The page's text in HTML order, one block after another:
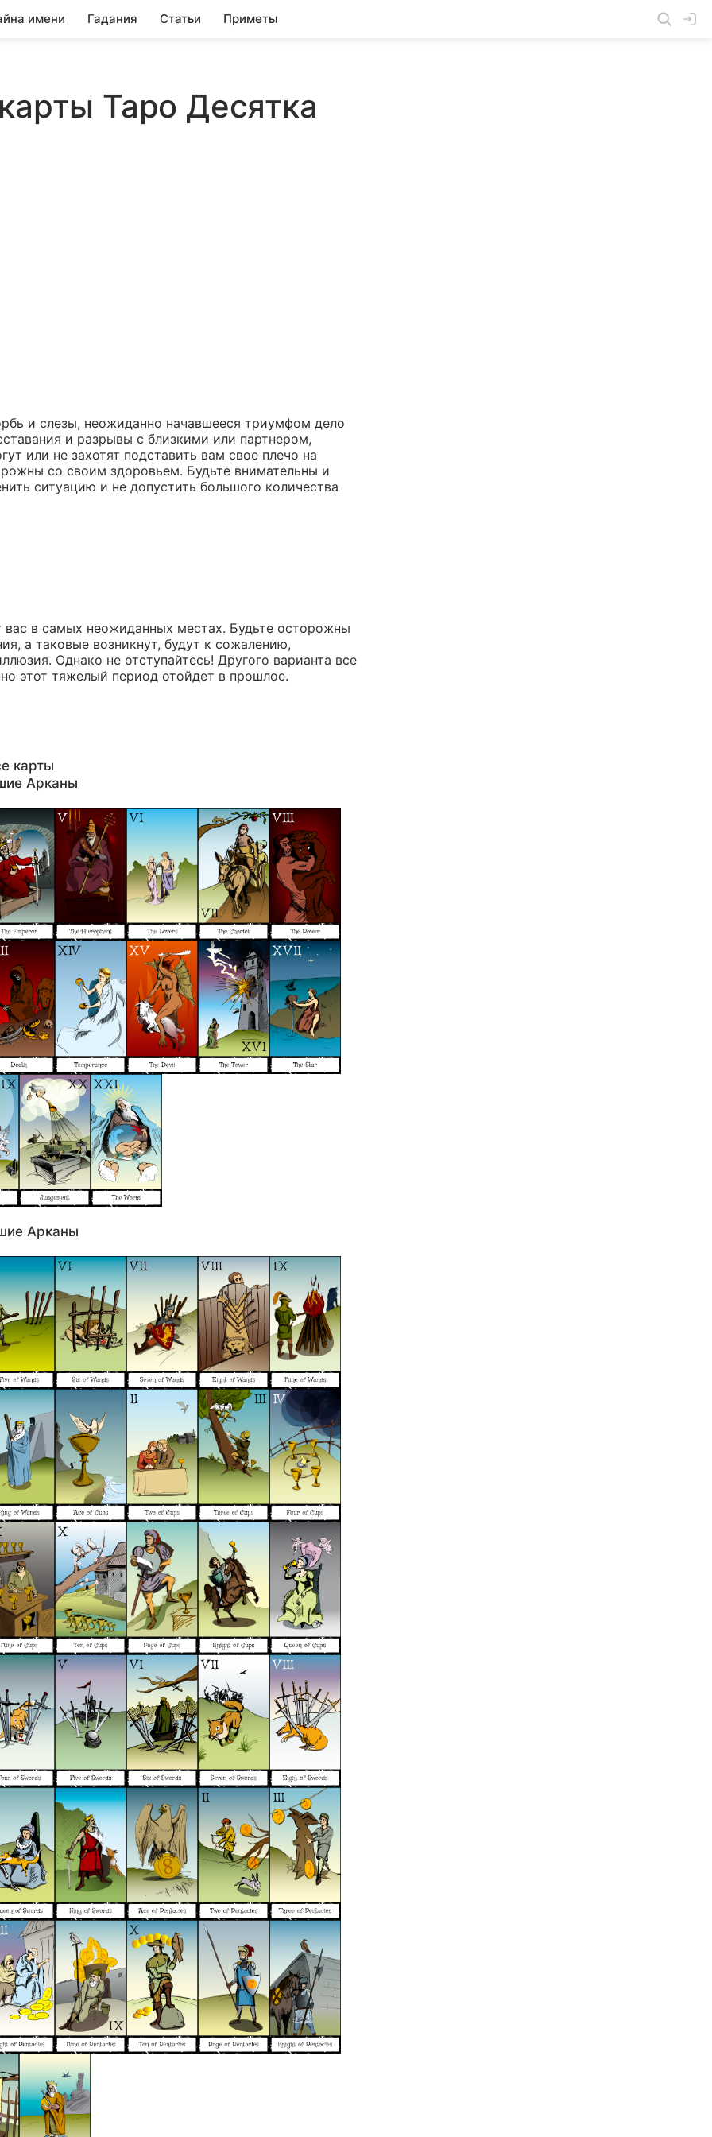
имени Гадания Статьи Приметы
Таро Десятка
и слезы, неожиданно начавшееся триумфом дело
и разрывы с близкими или партнером,
или не захотят подставить вам свое плечо на
со своим здоровьем. Будьте внимательны и
ситуацию и не допустить большого количества
в самых неожиданных местах. Будьте осторожны
а таковые возникнут, будут к сожалению,
Однако не отступайтесь! Другого варианта все
этот тяжелый период отойдет в прошлое.
карты
Арканы
Арканы